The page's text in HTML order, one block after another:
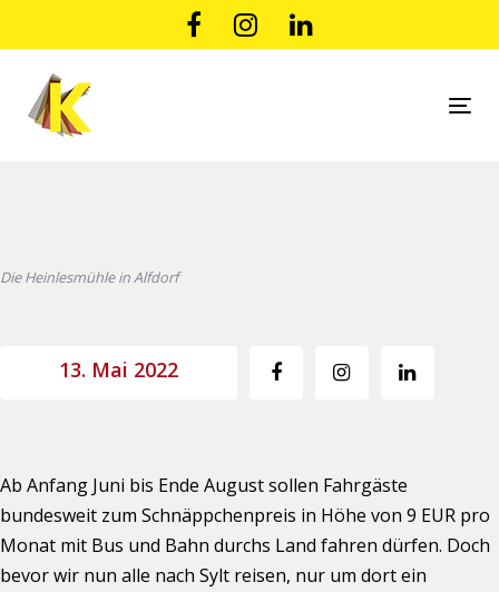
überspringen
primären
Navigation
springen
Die Heinlesmühle in Alfdorf
13. Mai 2022
Ab Anfang Juni bis Ende August sollen Fahrgäste
bundesweit zum Schnäppchenpreis in Höhe von 9 EUR pro
Monat mit Bus und Bahn durchs Land fahren dürfen. Doch
bevor wir nun alle nach Sylt reisen, nur um dort ein